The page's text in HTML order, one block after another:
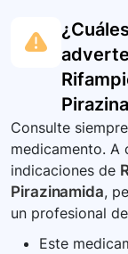
Consulte
medicamento. A
indicaciones de
Pirazinamida,
un profesional
Este